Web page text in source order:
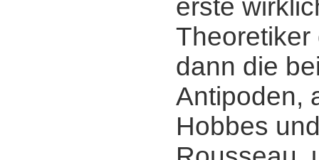
erste
Theoretiker
dann die
Antipoden,
Hobbes